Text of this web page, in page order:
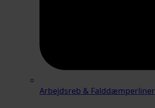
Arbejdsreb & Falddæmperliner